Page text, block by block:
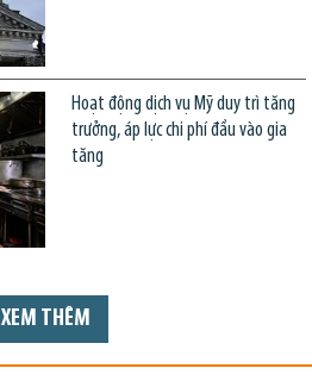
Hoạt động dịch vụ Mỹ duy trì tăng
trưởng, áp lực chi phí đầu vào gia
tăng
XEM THÊM